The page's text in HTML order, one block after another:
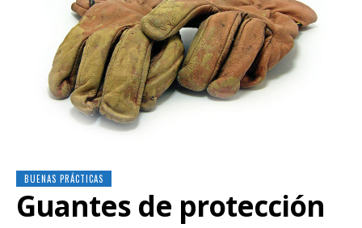
BUENAS PRÁCTICAS
Guantes de protección